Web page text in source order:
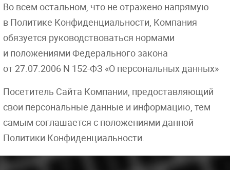
Во всем остальном, что не отражено напрямую
в Политике Конфиденциальности, Компания
обязуется руководствоваться нормами
и положениями Федерального закона
от 27.07.2006N 152-ФЗ «О персональных данных»
Посетитель Сайта Компании, предоставляющий
свои персональные данные и информацию, тем
самым соглашается с положениями данной
Политики Конфиденциальности.